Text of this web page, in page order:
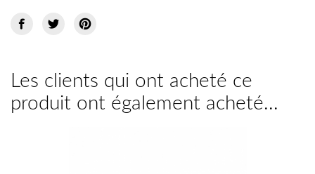
Les clients qui ont acheté ce
produit ont également acheté...